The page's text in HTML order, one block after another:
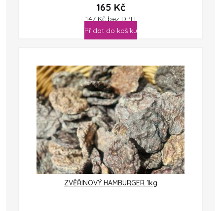
165 Kč
147 Kč bez DPH
Přidat do košíku
ZVĚŘINOVÝ HAMBURGER 1kg